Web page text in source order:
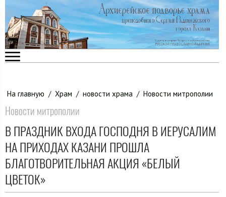
На главную / Храм / новости храма / Новости митрополии
Новости митрополии
В ПРАЗДНИК ВХОДА ГОСПОДНЯ В ИЕРУСАЛИМ
НА ПРИХОДАХ КАЗАНИ ПРОШЛА
БЛАГОТВОРИТЕЛЬНАЯ АКЦИЯ «БЕЛЫЙ
ЦВЕТОК»